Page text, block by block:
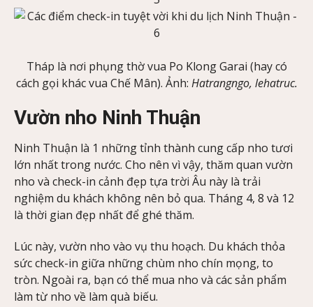
Tháp là nơi phụng thờ vua Po Klong Garai (hay có
cách gọi khác vua Chế Mân). Ảnh: Hatrangngo, lehatruc.
Vườn nho Ninh Thuận
Ninh Thuận là 1 những tỉnh thành cung cấp nho tươi
lớn nhất trong nước. Cho nên vì vậy, thăm quan vườn
nho và check-in cảnh đẹp tựa trời Âu này là trải
nghiệm du khách không nên bỏ qua. Tháng 4, 8 và 12
là thời gian đẹp nhất để ghé thăm.
Lúc này, vườn nho vào vụ thu hoạch. Du khách thỏa
sức check-in giữa những chùm nho chín mọng, to
tròn. Ngoài ra, bạn có thể mua nho và các sản phẩm
làm từ nho về làm quà biếu.